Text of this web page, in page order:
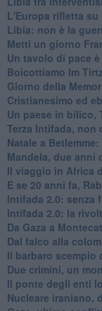
L'Europa rifletta su
Libia: non è la
Metti un giorno
Un tavolo di pace
Boicottiamo Im
Giorno della
Cristianesimo ed
Un paese in bilico,
Terza Intifada, non
Natale a
Mandela, due anni
Il viaggio in Africa
E se 20 anni fa,
Intifada 2.0: senza
Intifada 2.0: la
Da Gaza a
Dal falco alla
Il barbaro scempio
Due crimini, un
Il ponte degli enti
Nucleare iraniano,